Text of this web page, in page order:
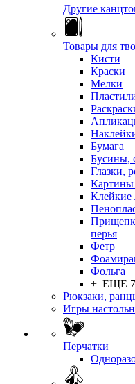
Другие
Товары для
Кисти
Краски
Мелки
Бумага
Бусины,
Глазки,
Клейкие
перья
Фетр
Фольга
+ ЕЩЕ 7
Рюкзаки,
Игры
Перчатки